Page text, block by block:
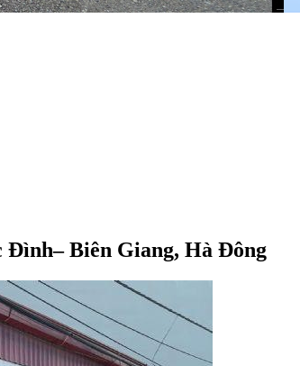
Đình– Biên Giang, Hà Đông